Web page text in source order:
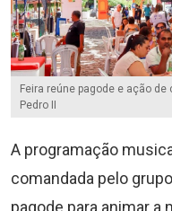
Feira reúne pagode e ação
Pedro II
A programação
comandada pelo
pagode para animar a